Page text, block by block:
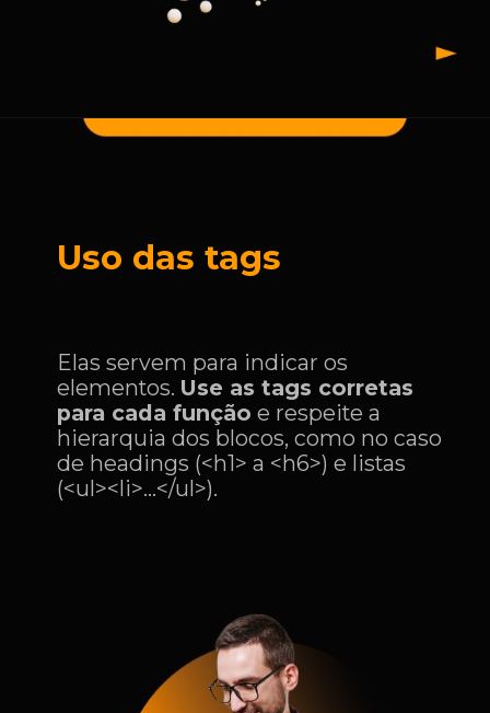
Uso das tags
Elas servem para indicar os
elementos. Use as tags corretas
para cada função e respeite a
hierarquia dos blocos, como no caso
de headings (<h1> a <h6>) e listas
(<ul><li>...</ul>).